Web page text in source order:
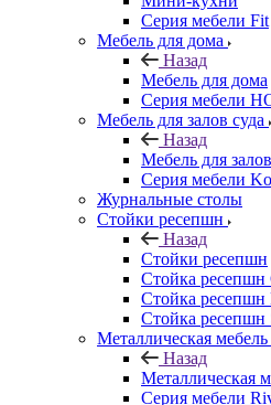
Серия мебели Fit
Мебель для дома
Назад
Мебель для дома
Серия мебели
Мебель для залов суда
Назад
Мебель для
Серия мебели
Журнальные столы
Стойки ресепшн
Назад
Стойки ресепшн
Стойка ресепшн
Стойка ресепшн
Стойка ресепшн
Металлическая мебель
Назад
Металлическая
Серия мебели